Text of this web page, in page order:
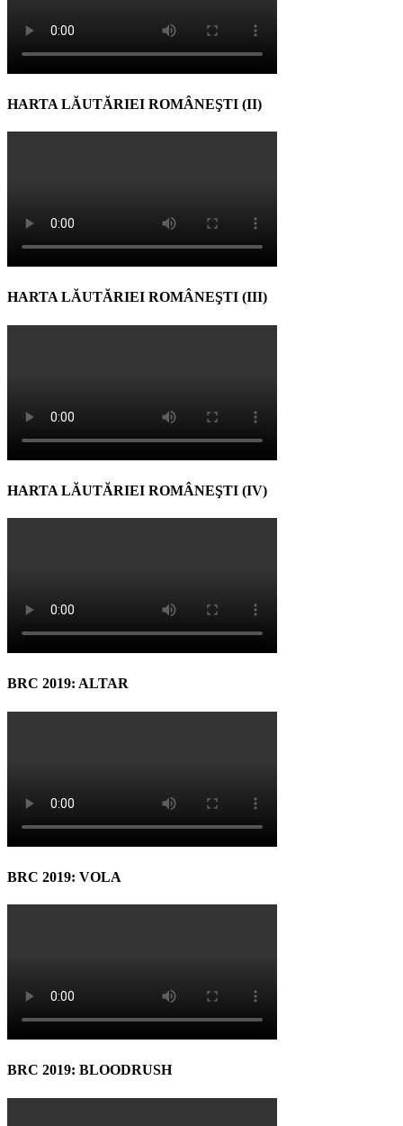
HARTA LĂUTĂRIEI ROMÂNEŞTI (II)
HARTA LĂUTĂRIEI ROMÂNEŞTI (III)
HARTA LĂUTĂRIEI ROMÂNEŞTI (IV)
BRC 2019: ALTAR
BRC 2019: VOLA
BRC 2019: BLOODRUSH